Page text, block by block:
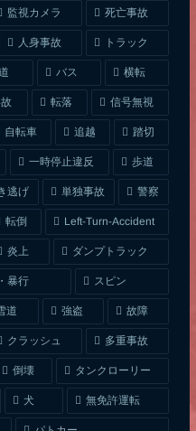
監視カメラ 死亡事故
人身事故 トラック
バス 横転
転落 信号無視
自転車 追越 踏切
一時停止違反 歩道
逃げ 単独事故 警察
転倒 Left-Turn-Accident
炎上 ダンプトラック
暴行 スピン
道 強盗 故障
クラッシュ 多重事故
倒壊 タンクローリー
犬 無免許運転